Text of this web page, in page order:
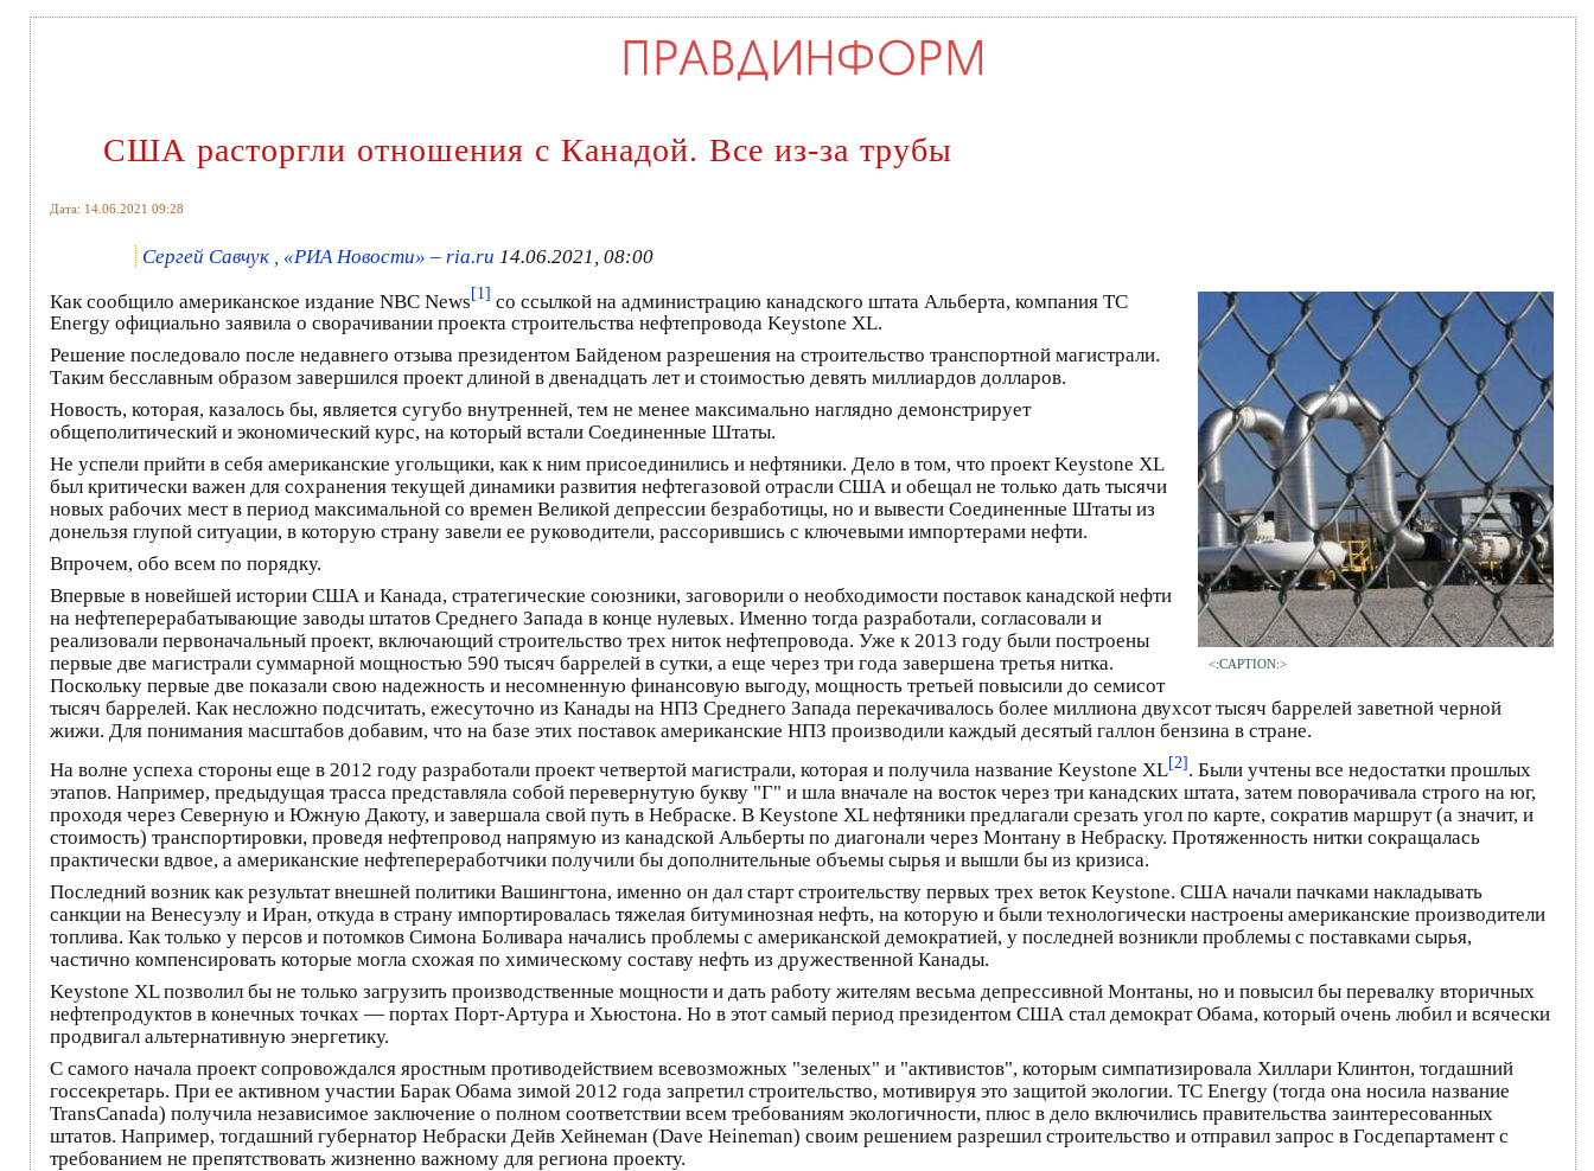
США расторгли отношения с Канадой. Все из-за трубы
Дата: 14.06.2021 09:28
Сергей Савчук , «РИА Новости» – ria.ru 14.06.2021, 08:00
<:CAPTION:>
Как сообщило американское издание NBC News[1] со ссылкой на администрацию канадского штата Альберта, компания TC
Energy официально заявила о сворачивании проекта строительства нефтепровода Keystone XL.
Решение последовало после недавнего отзыва президентом Байденом разрешения на строительство транспортной магистрали.
Таким бесславным образом завершился проект длиной в двенадцать лет и стоимостью девять миллиардов долларов.
Новость, которая, казалось бы, является сугубо внутренней, тем не менее максимально наглядно демонстрирует
общеполитический и экономический курс, на который встали Соединенные Штаты.
Не успели прийти в себя американские угольщики, как к ним присоединились и нефтяники. Дело в том, что проект Keystone XL
был критически важен для сохранения текущей динамики развития нефтегазовой отрасли США и обещал не только дать тысячи
новых рабочих мест в период максимальной со времен Великой депрессии безработицы, но и вывести Соединенные Штаты из
донельзя глупой ситуации, в которую страну завели ее руководители, рассорившись с ключевыми импортерами нефти.
Впрочем, обо всем по порядку.
Впервые в новейшей истории США и Канада, стратегические союзники, заговорили о необходимости поставок канадской нефти
на нефтеперерабатывающие заводы штатов Среднего Запада в конце нулевых. Именно тогда разработали, согласовали и
реализовали первоначальный проект, включающий строительство трех ниток нефтепровода. Уже к 2013 году были построены
первые две магистрали суммарной мощностью 590 тысяч баррелей в сутки, а еще через три года завершена третья нитка.
Поскольку первые две показали свою надежность и несомненную финансовую выгоду, мощность третьей повысили до семисот
тысяч баррелей. Как несложно подсчитать, ежесуточно из Канады на НПЗ Среднего Запада перекачивалось более миллиона двухсот тысяч баррелей заветной черной
жижи. Для понимания масштабов добавим, что на базе этих поставок американские НПЗ производили каждый десятый галлон бензина в стране.
На волне успеха стороны еще в 2012 году разработали проект четвертой магистрали, которая и получила название Keystone XL[2]. Были учтены все недостатки прошлых
этапов. Например, предыдущая трасса представляла собой перевернутую букву "Г" и шла вначале на восток через три канадских штата, затем поворачивала строго на юг,
проходя через Северную и Южную Дакоту, и завершала свой путь в Небраске. В Keystone XL нефтяники предлагали срезать угол по карте, сократив маршрут (а значит, и
стоимость) транспортировки, проведя нефтепровод напрямую из канадской Альберты по диагонали через Монтану в Небраску. Протяженность нитки сокращалась
практически вдвое, а американские нефтепереработчики получили бы дополнительные объемы сырья и вышли бы из кризиса.
Последний возник как результат внешней политики Вашингтона, именно он дал старт строительству первых трех веток Keystone. США начали пачками накладывать
санкции на Венесуэлу и Иран, откуда в страну импортировалась тяжелая битуминозная нефть, на которую и были технологически настроены американские производители
топлива. Как только у персов и потомков Симона Боливара начались проблемы с американской демократией, у последней возникли проблемы с поставками сырья,
частично компенсировать которые могла схожая по химическому составу нефть из дружественной Канады.
Keystone XL позволил бы не только загрузить производственные мощности и дать работу жителям весьма депрессивной Монтаны, но и повысил бы перевалку вторичных
нефтепродуктов в конечных точках — портах Порт-Артура и Хьюстона. Но в этот самый период президентом США стал демократ Обама, который очень любил и всячески
продвигал альтернативную энергетику.
С самого начала проект сопровождался яростным противодействием всевозможных "зеленых" и "активистов", которым симпатизировала Хиллари Клинтон, тогдашний
госсекретарь. При ее активном участии Барак Обама зимой 2012 года запретил строительство, мотивируя это защитой экологии. TC Energy (тогда она носила название
TransCanada) получила независимое заключение о полном соответствии всем требованиям экологичности, плюс в дело включились правительства заинтересованных
штатов. Например, тогдашний губернатор Небраски Дейв Хейнеман (Dave Heineman) своим решением разрешил строительство и отправил запрос в Госдепартамент с
требованием не препятствовать жизненно важному для региона проекту.